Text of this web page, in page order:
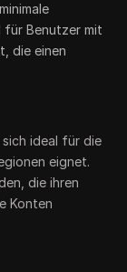
für Benutzer mit
die einen
ideal für die
eignet.
die ihren
Konten